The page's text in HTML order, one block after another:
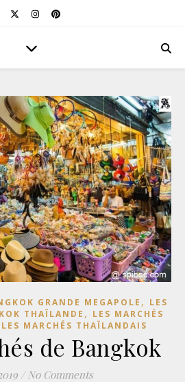
GRANDE MEGAPOLE , LES
THAÏLANDE , LES MARCHÉS
LES MARCHÉS THAÏLANDAIS
de Bangkok
/ No Comments